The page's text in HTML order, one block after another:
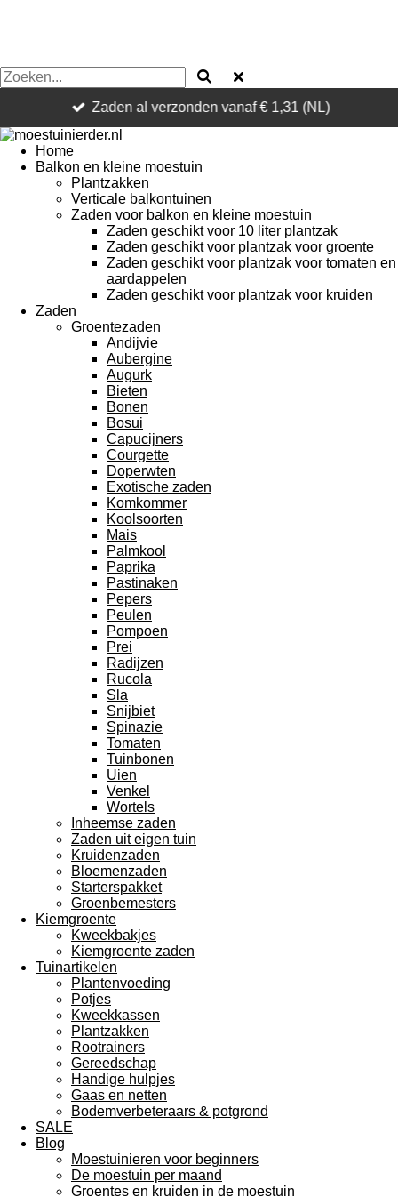
Zaden al verzonden vanaf € 1,31 (NL)
Home
Balkon en kleine moestuin
Plantzakken
Verticale balkontuinen
Zaden voor balkon en kleine moestuin
Zaden geschikt voor 10 liter plantzak
Zaden geschikt voor plantzak voor groente
Zaden geschikt voor plantzak voor tomaten en
aardappelen
Zaden geschikt voor plantzak voor kruiden
Zaden
Groentezaden
Andijvie
Aubergine
Augurk
Bieten
Bonen
Bosui
Capucijners
Courgette
Doperwten
Exotische zaden
Komkommer
Koolsoorten
Mais
Palmkool
Paprika
Pastinaken
Pepers
Peulen
Pompoen
Prei
Radijzen
Rucola
Sla
Snijbiet
Spinazie
Tomaten
Tuinbonen
Uien
Venkel
Wortels
Inheemse zaden
Zaden uit eigen tuin
Kruidenzaden
Bloemenzaden
Starterspakket
Groenbemesters
Kiemgroente
Kweekbakjes
Kiemgroente zaden
Tuinartikelen
Plantenvoeding
Potjes
Kweekkassen
Plantzakken
Rootrainers
Gereedschap
Handige hulpjes
Gaas en netten
Bodemverbeteraars & potgrond
SALE
Blog
Moestuinieren voor beginners
De moestuin per maand
Groentes en kruiden in de moestuin